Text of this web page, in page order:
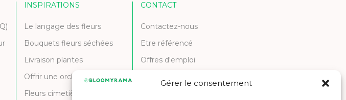
Gérer le consentement
INSPIRATIONS
Le langage des fleurs
Bouquets fleurs séchées
Livraison plantes
Offrir une orchidée
Fleurs cimetière et deuil
CONTACT
Contactez-nous
Etre référencé
Offres d'emploi